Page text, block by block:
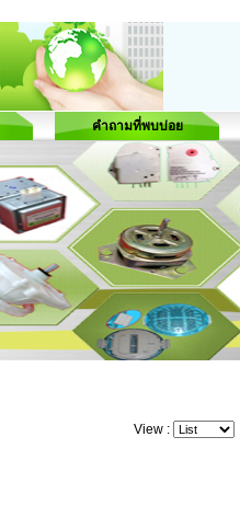
คำถามที่พบบ่อย
View :